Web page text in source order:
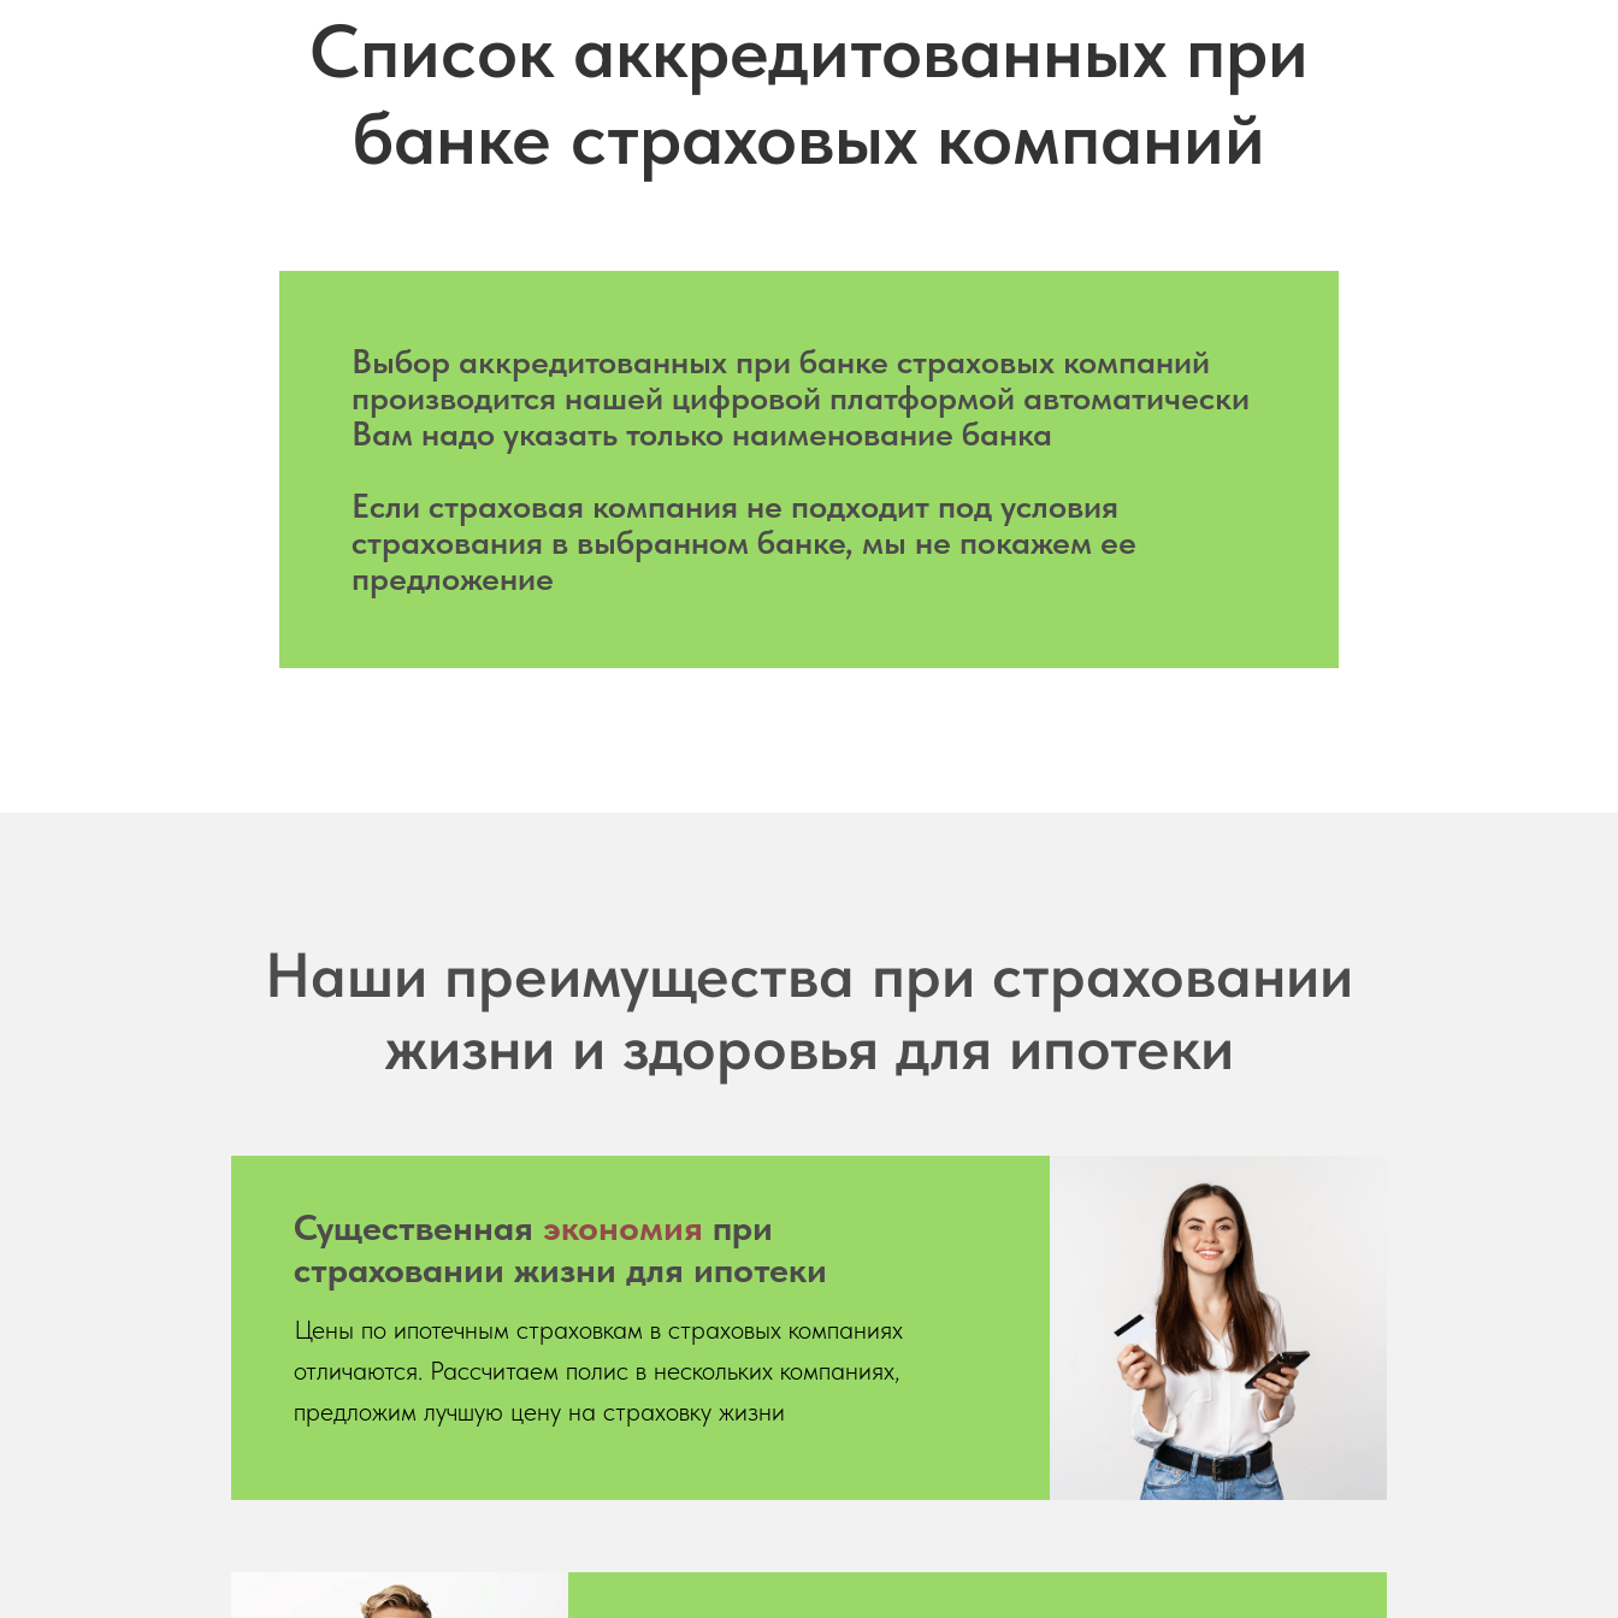
Список аккредитованных при
банке страховых компаний
Выбор аккредитованных при банке страховых компаний
производится нашей цифровой платформой автоматически
Вам надо указать только наименование банка
Если страховая компания не подходит под условия
страхования в выбранном банке, мы не покажем ее
предложение
Наши преимущества при страховании
жизни и здоровья для ипотеки
Существенная экономия при
страховании жизни для ипотеки
Цены по ипотечным страховкам в страховых компаниях
отличаются. Рассчитаем полис в нескольких компаниях,
предложим лучшую цену на страховку жизни